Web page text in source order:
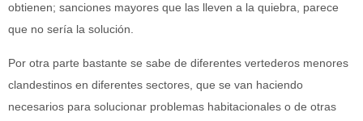
obtienen; sanciones mayores que las lleven a la quiebra, parece
que no sería la solución.
Por otra parte bastante se sabe de diferentes vertederos menores
clandestinos en diferentes sectores, que se van haciendo
necesarios para solucionar problemas habitacionales o de otras